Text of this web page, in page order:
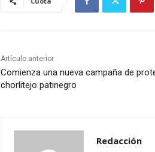
Artículo anterior
Comienza una nueva campaña de
chorlitejo patinegro
Redacción